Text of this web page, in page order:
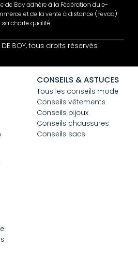
de Boy adhère à la Fédération du e-
et de la vente à distance (Fevad)
sa charte qualité.
DE BOY, tous droits réservés.
CONSEILS & ASTUCES
Tous les conseils mode
Conseils vêtements
Conseils bijoux
Conseils chaussures
Conseils sacs